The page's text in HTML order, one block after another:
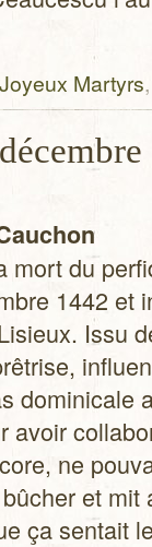
Joyeux Martyrs
mort du
1442 et
Issu
domi­ni­cale
avoir
ne
et
ça sen­tait